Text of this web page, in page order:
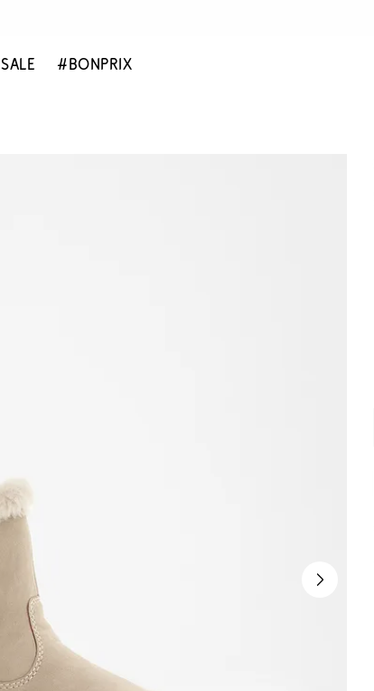
SALE #BONPRIX